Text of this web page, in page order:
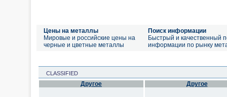
Цены на металлы
Мировые и российские цены на
черные и цветные металлы
Поиск информации
Быстрый и качественный
информации по рынку
CLASSIFIED
Другое Другое